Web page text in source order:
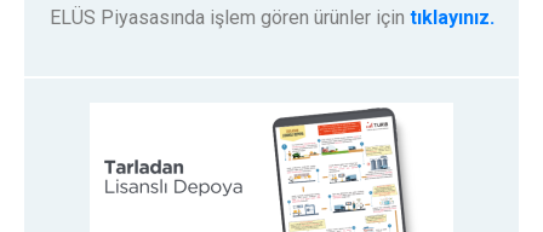
ELÜS Piyasasında işlem gören ürünler için tıklayınız.